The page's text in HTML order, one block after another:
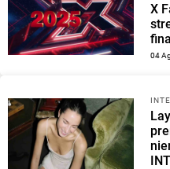
X
04